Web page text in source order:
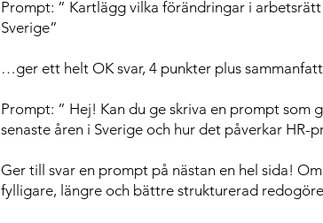
Prompt: ” Kartlägg vilka förändringar i
Sverige”
…ger ett helt OK svar, 4 punkter plus
Prompt: ” Hej! Kan du ge skriva en prompt
senaste åren i Sverige och hur det påverkar HR-
Ger till svar en prompt på nästan en hel sida!
fylligare, längre och bättre strukturerad